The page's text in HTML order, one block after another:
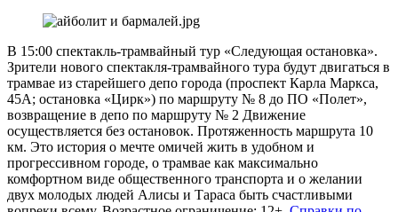
В 15:00 спектакль-трамвайный тур «Следующая остановка».
Зрители нового спектакля-трамвайного тура будут двигаться в
трамвае из старейшего депо города (проспект Карла Маркса,
45А; остановка «Цирк») по маршруту № 8 до ПО «Полет»,
возвращение в депо по маршруту № 2 Движение
осуществляется без остановок. Протяженность маршрута 10
км. Это история о мечте омичей жить в удобном и
прогрессивном городе, о трамвае как максимально
комфортном виде общественного транспорта и о желании
двух молодых людей Алисы и Тараса быть счастливыми